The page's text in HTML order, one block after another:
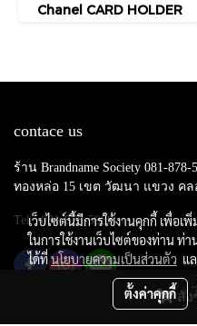
สั่
Chanel CARD HOLDER
contace us
ร้าน Brandname Society 081-
ทองหล่อ 15 เขต วัฒนา แขวง คล
Tel : 081-878-5988
เว็บไซต์นี้มีการใช้งานคุกกี้ เพื่อ
ในการใช้งานเว็บไซต์ของท่าน ท่
ได้ที่นโยบายความเป็นส่วนตัว แ
ตั้งค่าคุกกี้